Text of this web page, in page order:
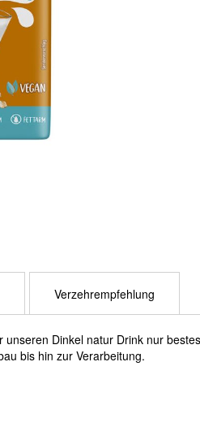
Dinkel natur Drink nur
bis hin zur Verarbeitung.
Verzehrempfehlung